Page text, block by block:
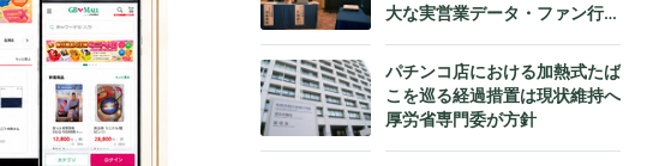
大な実営業データ・ファン行動
公式発表
パチンコ店における加熱式たば
こを巡る経過措置は現状維持へ
厚労省専門委が方針